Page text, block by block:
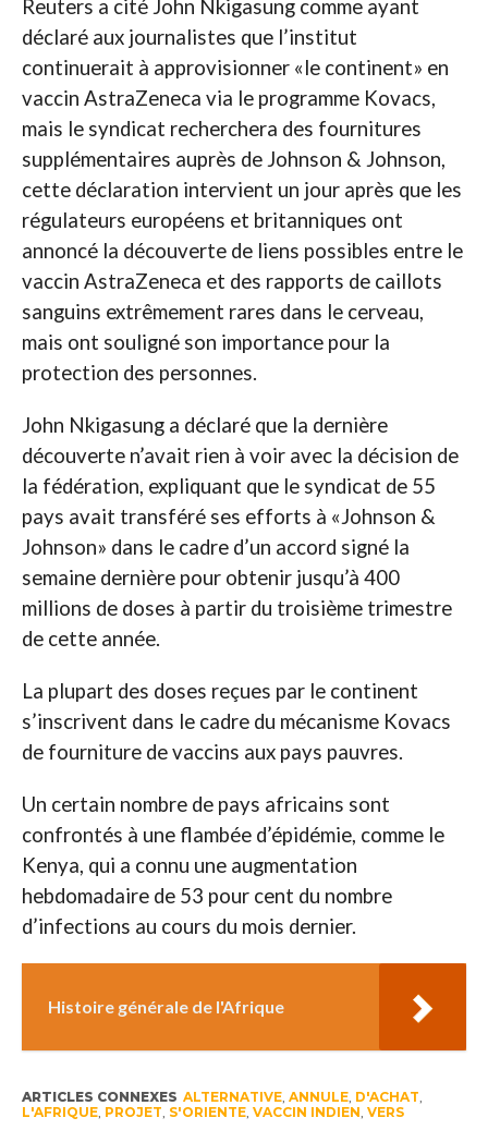
Reuters a cité John Nkigasung comme ayant
déclaré aux journalistes que l’institut
continuerait à approvisionner «le continent» en
vaccin AstraZeneca via le programme Kovacs,
mais le syndicat recherchera des fournitures
supplémentaires auprès de Johnson & Johnson,
cette déclaration intervient un jour après que les
régulateurs européens et britanniques ont
annoncé la découverte de liens possibles entre le
vaccin AstraZeneca et des rapports de caillots
sanguins extrêmement rares dans le cerveau,
mais ont souligné son importance pour la
protection des personnes.
John Nkigasung a déclaré que la dernière
découverte n’avait rien à voir avec la décision de
la fédération, expliquant que le syndicat de 55
pays avait transféré ses efforts à «Johnson &
Johnson» dans le cadre d’un accord signé la
semaine dernière pour obtenir jusqu’à 400
millions de doses à partir du troisième trimestre
de cette année.
La plupart des doses reçues par le continent
s’inscrivent dans le cadre du mécanisme Kovacs
de fourniture de vaccins aux pays pauvres.
Un certain nombre de pays africains sont
confrontés à une flambée d’épidémie, comme le
Kenya, qui a connu une augmentation
hebdomadaire de 53 pour cent du nombre
d’infections au cours du mois dernier.
Histoire générale de l'Afrique
ARTICLES CONNEXES ALTERNATIVE, ANNULE, D'ACHAT,
L'AFRIQUE, PROJET, S'ORIENTE, VACCIN INDIEN, VERS